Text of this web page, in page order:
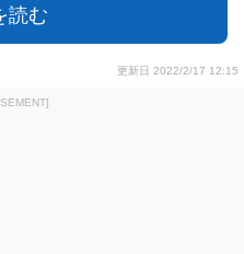
読む
更新日 2022/2/17 12:15